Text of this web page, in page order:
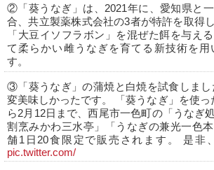
②「葵うなぎ」は、2021年に、愛知県と
合、共立製薬株式会社の3者が特許を取得
「大豆イソフラボン」を混ぜた餌を与え
て柔らかい雌うなぎを育てる新技術を
す。
③「葵うなぎ」の蒲焼と白焼を試食しま
変美味しかったです。 「葵うなぎ」を使っ
ら2月12日まで、西尾市一色町の「うなぎ
割烹みかわ三水亭」「うなぎの兼光一色
舗1日20食限定で販売されます。 是非
pic.twitter.com/